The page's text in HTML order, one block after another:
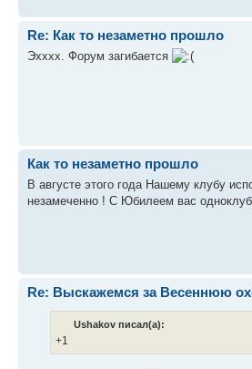
Re: Как то незаметно прошло
Эхххх. Форум загибается
Как то незаметно прошло
В августе этого года Нашему клубу
незамеченно ! С Юбилеем вас
Re: Выскажемся за Весеннюю
Ushakov писал(а):
+1